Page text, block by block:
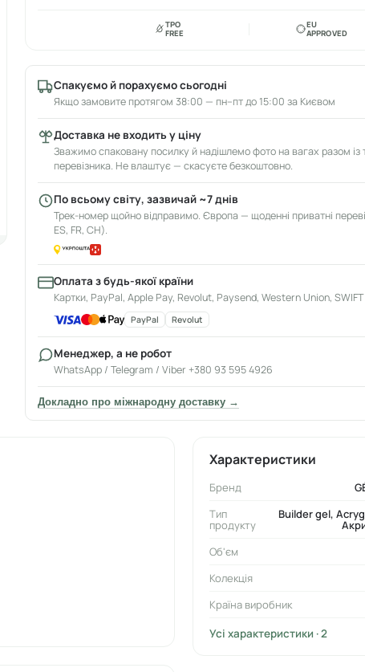
TPO
FREE
EU
APPROVED
Спакуємо й порахуємо сьогодні
Якщо замовите протягом 37:59 — пн–пт до 15:00 за Києвом
Доставка не входить у ціну
Зважимо спаковану посилку й надішлемо фото на вагах разом із
перевізника. Не влаштує — скасуєте безкоштовно.
По всьому світу, зазвичай ~7 днів
Трек-номер щойно відправимо. Європа — щоденні приватні
ES, FR, CH).
Оплата з будь-якої країни
Картки, PayPal, Apple Pay, Revolut, Paysend, Western Union, SWIFT
PayPal Revolut
Менеджер, а не робот
WhatsApp / Telegram / Viber +380 93 595 4926
Докладно про міжнародну доставку →
Характеристики
Бренд
Тип
продукту
Builder gel,
Об'єм
Колекція
Країна виробник
Усі характеристики · 2